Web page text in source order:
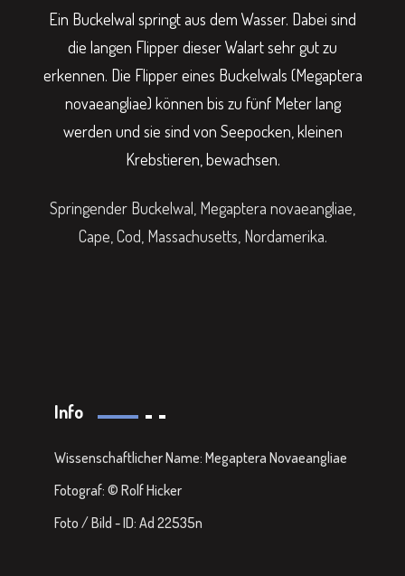
Ein Buckelwal springt aus dem Wasser. Dabei sind
die langen Flipper dieser Walart sehr gut zu
erkennen. Die Flipper eines Buckelwals (Megaptera
novaeangliae) können bis zu fünf Meter lang
werden und sie sind von Seepocken, kleinen
Krebstieren, bewachsen.
Springender Buckelwal, Megaptera novaeangliae,
Cape, Cod, Massachusetts, Nordamerika.
Info
Wissenschaftlicher Name: Megaptera Novaeangliae
Fotograf: © Rolf Hicker
Foto / Bild - ID: Ad 22535n